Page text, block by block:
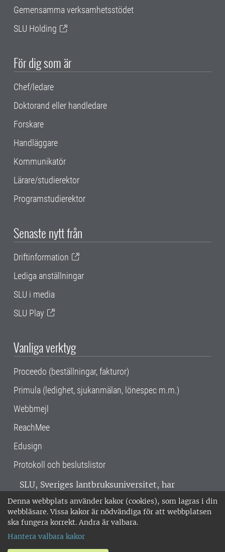
Denna webbplats använder kakor (cookies), som lagras i din
webbläsare. Vissa kakor är nödvändiga för att webbplatsen
ska fungera korrekt. Andra är valbara.
Hantera valbara kakor
Gemensamma verksamhetsstödet
SLU Holding
För dig som är
Chef/ledare
Doktorand eller handledare
Forskare
Handläggare
Kommunikatör
Lärare/studierektor
Programstudierektor
Senaste nytt från
Driftinformation
Lediga anställningar
SLU i media
SLU Play
Vanliga verktyg
Proceedo (beställningar, fakturor)
Primula (ledighet, sjukanmälan, lönespec m.m.)
Webbmejl
ReachMee
Edusign
Protokoll och beslutslistor
SLU, Sveriges lantbruksuniversitet, har
verksamhet över hela Sverige. Huvudorter är
Alnarp, Uppsala och Umeå.SLU är
miljöcertifierat enligt ISO 14001. •
018-67 10 00 • Org nr: 202100-2817 •